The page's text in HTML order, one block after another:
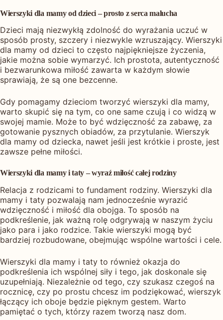
Wierszyki dla mamy od dzieci – prosto z serca malucha
Dzieci mają niezwykłą zdolność do wyrażania uczuć w
sposób prosty, szczery i niezwykle wzruszający. Wierszyki
dla mamy od dzieci to często najpiękniejsze życzenia,
jakie można sobie wymarzyć. Ich prostota, autentyczność
i bezwarunkowa miłość zawarta w każdym słowie
sprawiają, że są one bezcenne.
Gdy pomagamy dzieciom tworzyć wierszyki dla mamy,
warto skupić się na tym, co one same czują i co widzą w
swojej mamie. Może to być wdzięczność za zabawę, za
gotowanie pysznych obiadów, za przytulanie. Wierszyk
dla mamy od dziecka, nawet jeśli jest krótkie i proste, jest
zawsze pełne miłości.
Wierszyki dla mamy i taty – wyraź miłość całej rodziny
Relacja z rodzicami to fundament rodziny. Wierszyki dla
mamy i taty pozwalają nam jednocześnie wyrazić
wdzięczność i miłość dla obojga. To sposób na
podkreślenie, jak ważną rolę odgrywają w naszym życiu
jako para i jako rodzice. Takie wierszyki mogą być
bardziej rozbudowane, obejmując wspólne wartości i cele.
Wierszyki dla mamy i taty to również okazja do
podkreślenia ich wspólnej siły i tego, jak doskonale się
uzupełniają. Niezależnie od tego, czy szukasz czegoś na
rocznicę, czy po prostu chcesz im podziękować, wierszyk
łączący ich oboje będzie pięknym gestem. Warto
pamiętać o tych, którzy razem tworzą nasz dom.